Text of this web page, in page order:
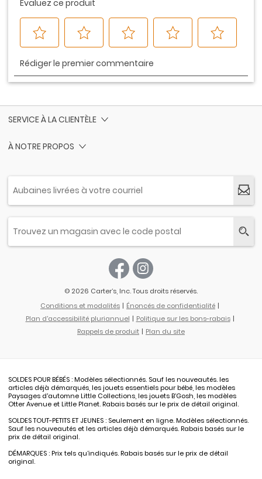
SERVICE À LA CLIENTÈLE
À NOTRE PROPOS
© 2026 Carter’s, Inc. Tous droits réservés.
Conditions et modalités
Énoncés de confidentialité
Plan d'accessibilité pluriannuel
Politique sur les bons-rabais
Rappels de produit
Plan du site
SOLDES POUR BÉBÉS : Modèles sélectionnés. Sauf les nouveautés. les
articles déjà démarqués, les jouets essentiels pour bébé, les modèles
Paysages d'automne Little Collections, les jouets B’Gosh, les modèles
Otter Avenue et Little Planet. Rabais basés sur le prix de détail original.
SOLDES TOUT-PETITS ET JEUNES : Seulement en ligne. Modèles sélectionnés.
Sauf les nouveautés et les articles déjà démarqués. Rabais basés sur le
prix de détail original.
DÉMARQUES : Prix tels qu’indiqués. Rabais basés sur le prix de détail
original.